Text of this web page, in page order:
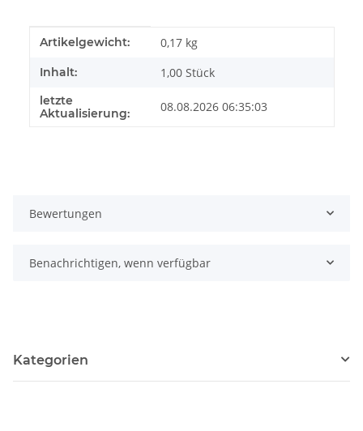
Produkteigenschaft
Wert
Artikelgewicht: 0,17 kg
Inhalt: 1,00 Stück
letzte
Aktualisierung:
08.08.2026 06:35:03
Bewertungen
Benachrichtigen, wenn verfügbar
Kategorien